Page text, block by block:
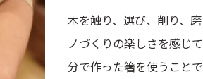
木を触り、選び、削り、
ノづくりの楽しさを感じ
分で作った箸を使うこと